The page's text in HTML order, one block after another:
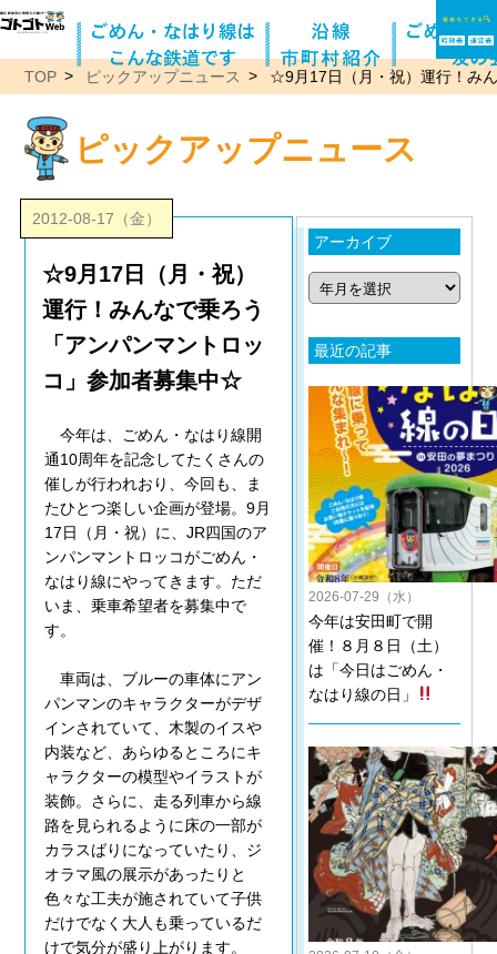
TOP ピックアップニュース ☆9月17日（月・祝）運行！み
ピックアップニュース
2012-08-17（金）
☆9月17日（月・祝）
運行！みんなで乗ろう
「アンパンマントロッ
コ」参加者募集中☆
今年は、ごめん・なはり線開
通10周年を記念してたくさんの
催しが行われおり、今回も、ま
たひとつ楽しい企画が登場。9月
17日（月・祝）に、JR四国のア
ンパンマントロッコがごめん・
なはり線にやってきます。ただ
いま、乗車希望者を募集中で
す。
車両は、ブルーの車体にアン
パンマンのキャラクターがデザ
インされていて、木製のイスや
内装など、あらゆるところにキ
ャラクターの模型やイラストが
装飾。さらに、走る列車から線
路を見られるように床の一部が
カラスばりになっていたり、ジ
オラマ風の展示があったりと
色々な工夫が施されていて子供
だけでなく大人も乗っているだ
けで気分が盛り上がります。
アーカイブ
最近の記事
2026-07-29（水）
今年は安田町で開
催！８月８日（土）
は「今日はごめん・
なはり線の日」